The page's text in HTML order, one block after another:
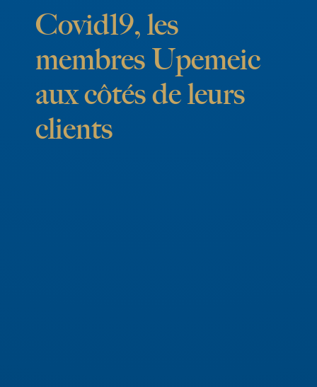
Covid19, les
membres Upemeic
auxcôtésdeleurs
clients